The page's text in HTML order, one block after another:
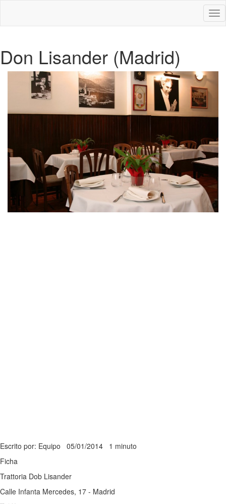
Don Lisander (Madrid)
Escrito por: Equipo 05/01/2014 1 minuto
Ficha
Trattoria Dob Lisander
Calle Infanta Mercedes, 17 - Madrid